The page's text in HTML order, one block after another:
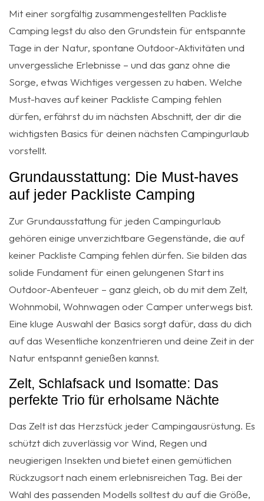
Mit einer sorgfältig zusammengestellten Packliste
Camping legst du also den Grundstein für entspannte
Tage in der Natur, spontane Outdoor-Aktivitäten und
unvergessliche Erlebnisse – und das ganz ohne die
Sorge, etwas Wichtiges vergessen zu haben. Welche
Must-haves auf keiner Packliste Camping fehlen
dürfen, erfährst du im nächsten Abschnitt, der dir die
wichtigsten Basics für deinen nächsten Campingurlaub
vorstellt.
Grundausstattung: Die Must-haves
auf jeder Packliste Camping
Zur Grundausstattung für jeden Campingurlaub
gehören einige unverzichtbare Gegenstände, die auf
keiner Packliste Camping fehlen dürfen. Sie bilden das
solide Fundament für einen gelungenen Start ins
Outdoor-Abenteuer – ganz gleich, ob du mit dem Zelt,
Wohnmobil, Wohnwagen oder Camper unterwegs bist.
Eine kluge Auswahl der Basics sorgt dafür, dass du dich
auf das Wesentliche konzentrieren und deine Zeit in der
Natur entspannt genießen kannst.
Zelt, Schlafsack und Isomatte: Das
perfekte Trio für erholsame Nächte
Das Zelt ist das Herzstück jeder Campingausrüstung. Es
schützt dich zuverlässig vor Wind, Regen und
neugierigen Insekten und bietet einen gemütlichen
Rückzugsort nach einem erlebnisreichen Tag. Bei der
Wahl des passenden Modells solltest du auf die Größe,